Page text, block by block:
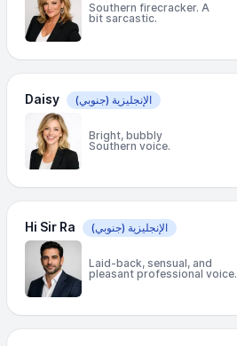
Southern firecracker. A
bit sarcastic.
Daisy الإنجليزية (جنوبي)
Bright, bubbly
Southern voice.
Hi Sir Ra الإنجليزية (جنوبي)
Laid-back, sensual, and
pleasant professional voice.